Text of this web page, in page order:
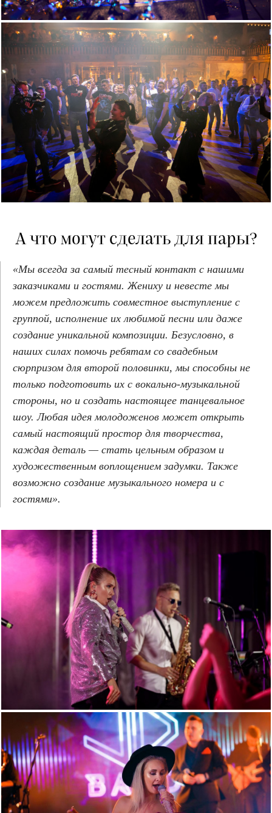
А что могут сделать для пары?
«Мы всегда за самый тесный контакт с нашими
заказчиками и гостями. Жениху и невесте мы
можем предложить совместное выступление с
группой, исполнение их любимой песни или даже
создание уникальной композиции. Безусловно, в
наших силах помочь ребятам со свадебным
сюрпризом для второй половинки, мы способны не
только подготовить их с вокально-музыкальной
стороны, но и создать настоящее танцевальное
шоу. Любая идея молодоженов может открыть
самый настоящий простор для творчества,
каждая деталь — стать цельным образом и
художественным воплощением задумки. Также
возможно создание музыкального номера и с
гостями».